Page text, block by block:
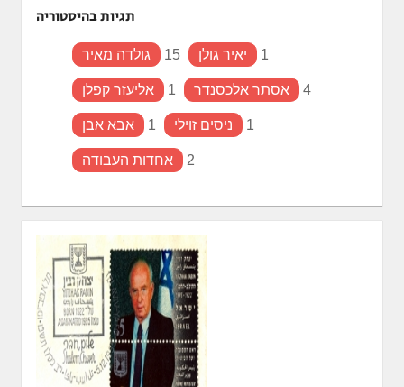
תגיות בהיסטוריה
גולדה מאיר 15 יאיר גולן 1
אליעזר קפלן 1 אסתר אלכסנדר 4
אבא אבן 1 ניסים זוילי 1
אחדות העבודה 2